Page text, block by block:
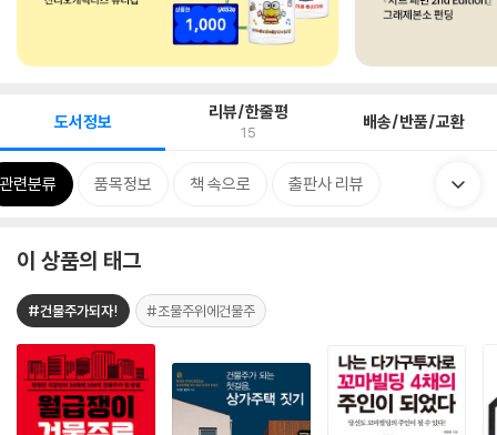
도서정보 리뷰/한줄평
15 배송/반품/교환
관련분류 품목정보 책 속으로 출판사 리뷰
이 상품의 태그
#건물주가되자! #조물주위에건물주